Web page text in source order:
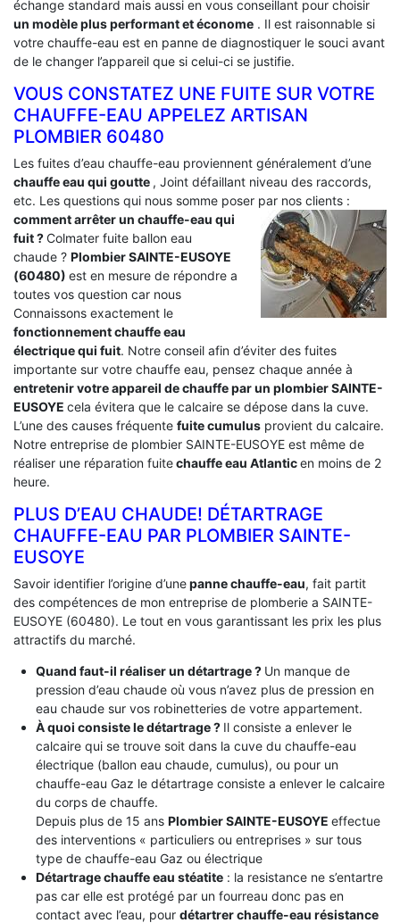
échange standard mais aussi en vous conseillant pour choisir
un modèle plus performant et économe . Il est raisonnable si
votre chauffe-eau est en panne de diagnostiquer le souci avant
de le changer l’appareil que si celui-ci se justifie.
VOUS CONSTATEZ UNE FUITE SUR VOTRE
CHAUFFE-EAU APPELEZ ARTISAN
PLOMBIER 60480
Les fuites d’eau chauffe-eau proviennent généralement d’une
chauffe eau qui goutte , Joint défaillant niveau des raccords,
etc. Les questions qui nous somme poser par nos clients :
comment arrêter un chauffe-eau qui
fuit ?Colmater fuite ballon eau
chaude ? Plombier SAINTE-EUSOYE
(60480) est en mesure de répondre a
toutes vos question car nous
Connaissons exactement le
fonctionnement chauffe eau
électrique qui fuit. Notre conseil afin d’éviter des fuites
importante sur votre chauffe eau, pensez chaque année à
entretenir votre appareil de chauffe par un plombier SAINTE-
EUSOYE cela évitera que le calcaire se dépose dans la cuve.
L’une des causes fréquente fuite cumulus provient du calcaire.
Notre entreprise de plombier SAINTE-EUSOYE est même de
réaliser une réparation fuitechauffe eau Atlanticen moins de 2
heure.
PLUS D’EAU CHAUDE! DÉTARTRAGE
CHAUFFE-EAU PAR PLOMBIER SAINTE-
EUSOYE
Savoir identifier l’origine d’unepanne chauffe-eau, fait partit
des compétences de mon entreprise de plomberie a SAINTE-
EUSOYE (60480). Le tout en vous garantissant les prix les plus
attractifs du marché.
Quand faut-il réaliser un détartrage ? Un manque de
pression d’eau chaude où vous n’avez plus de pression en
eau chaude sur vos robinetteries de votre appartement.
À quoi consiste le détartrage ? Il consiste a enlever le
calcaire qui se trouve soit dans la cuve du chauffe-eau
électrique (ballon eau chaude, cumulus), ou pour un
chauffe-eau Gaz le détartrage consiste a enlever le calcaire
du corps de chauffe.
Depuis plus de 15 ans Plombier SAINTE-EUSOYE effectue
des interventions « particuliers ou entreprises » sur tous
type de chauffe-eau Gaz ou électrique
Détartrage chauffe eau stéatite: la resistance ne s’entartre
pas car elle est protégé par un fourreau donc pas en
contact avec l’eau, pour détartrer chauffe-eau résistance